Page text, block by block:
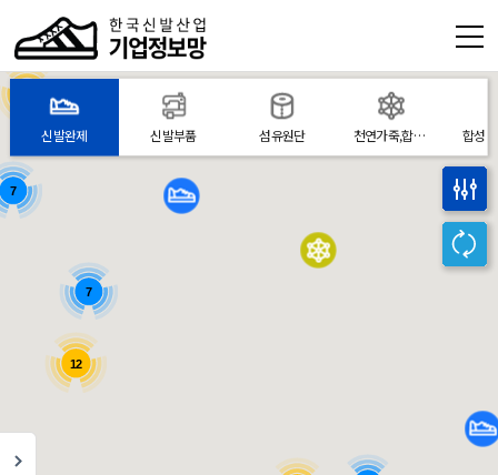
본문 바로가기
열기
열기
열기
열기
신발완제 신발부품 섬유원단 천연가죽,합성피혁
7
12
7